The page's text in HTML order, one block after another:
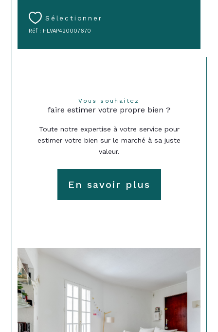
Sélectionner
Réf : HLVAP420007670
Vous souhaitez
faire estimer votre propre bien ?
Toute notre expertise à votre service pour
estimer votre bien sur le marché à sa juste
valeur.
En savoir plus